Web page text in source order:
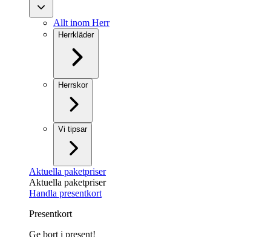
Allt inom Herr
Herrkläder
Herrskor
Vi tipsar
Aktuella paketpriser
Aktuella paketpriser
Handla presentkort
Presentkort
Ge bort i present!